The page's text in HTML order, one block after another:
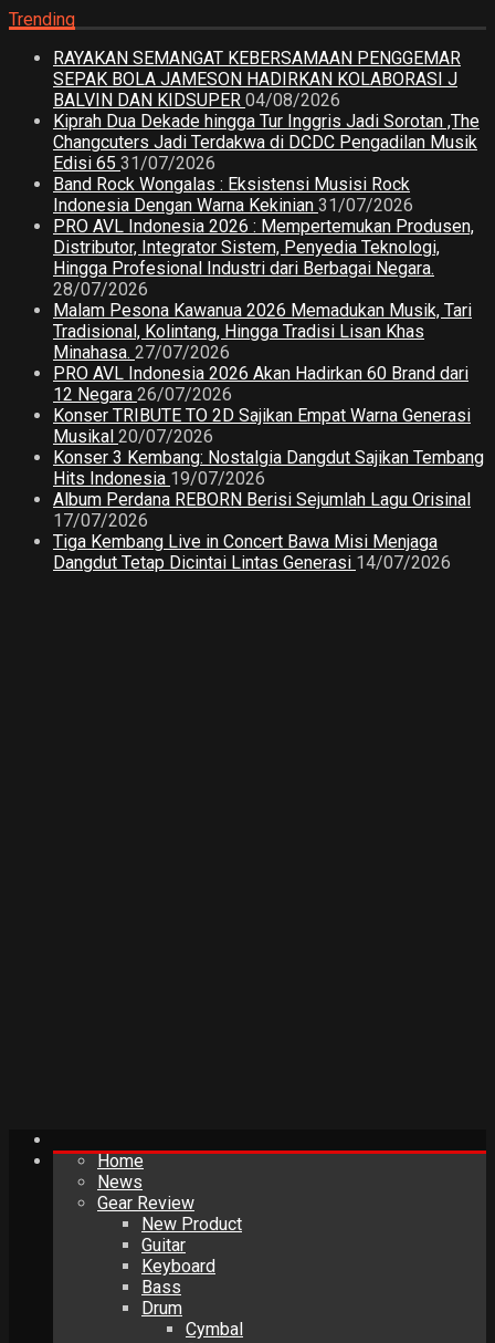
Trending
RAYAKAN SEMANGAT KEBERSAMAAN PENGGEMAR
SEPAK BOLA JAMESON HADIRKAN KOLABORASI J
BALVIN DAN KIDSUPER 04/08/2026
Kiprah Dua Dekade hingga Tur Inggris Jadi Sorotan ,The
Changcuters Jadi Terdakwa di DCDC Pengadilan Musik
Edisi 65 31/07/2026
Band Rock Wongalas : Eksistensi Musisi Rock
Indonesia Dengan Warna Kekinian 31/07/2026
PRO AVL Indonesia 2026 : Mempertemukan Produsen,
Distributor, Integrator Sistem, Penyedia Teknologi,
Hingga Profesional Industri dari Berbagai Negara.
28/07/2026
Malam Pesona Kawanua 2026 Memadukan Musik, Tari
Tradisional, Kolintang, Hingga Tradisi Lisan Khas
Minahasa. 27/07/2026
PRO AVL Indonesia 2026 Akan Hadirkan 60 Brand dari
12 Negara 26/07/2026
Konser TRIBUTE TO 2D Sajikan Empat Warna Generasi
Musikal 20/07/2026
Konser 3 Kembang: Nostalgia Dangdut Sajikan Tembang
Hits Indonesia 19/07/2026
Album Perdana REBORN Berisi Sejumlah Lagu Orisinal
17/07/2026
Tiga Kembang Live in Concert Bawa Misi Menjaga
Dangdut Tetap Dicintai Lintas Generasi 14/07/2026
Home
News
Gear Review
New Product
Guitar
Keyboard
Bass
Drum
Cymbal